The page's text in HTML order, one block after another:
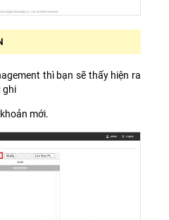
thì bạn sẽ thấy hiện ra
ghi
mới.